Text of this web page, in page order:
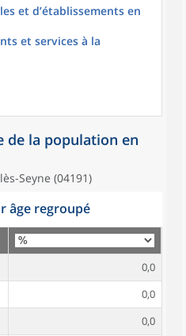
et d’établissements en
et services à la
de la population en
Seyne (04191)
âge regroupé
0,0
0,0
0,0